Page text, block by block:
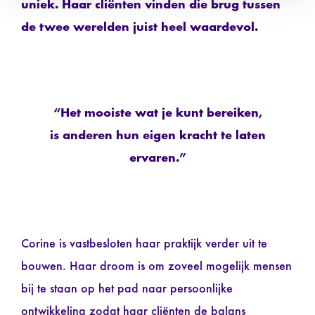
uniek. Haar cliënten vinden die brug tussen
de twee werelden juist heel waardevol.
“Het mooiste wat je kunt bereiken,
is anderen hun eigen kracht te laten
ervaren.”
Corine is vastbesloten haar praktijk verder uit te
bouwen. Haar droom is om zoveel mogelijk mensen
bij te staan op het pad naar persoonlijke
ontwikkeling zodat haar cliënten de balans